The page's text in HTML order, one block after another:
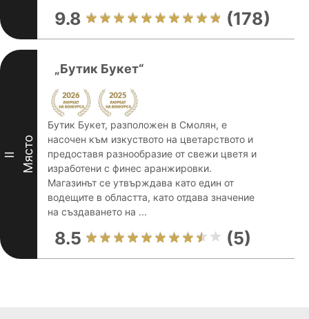
9.8 (178)
II Място
„Бутик Букет“
Бутик Букет, разположен в Смолян, е
насочен към изкуството на цветарството и
предоставя разнообразие от свежи цветя и
изработени с финес аранжировки.
Магазинът се утвърждава като един от
водещите в областта, като отдава значение
на създаването на ...
8.5 (5)